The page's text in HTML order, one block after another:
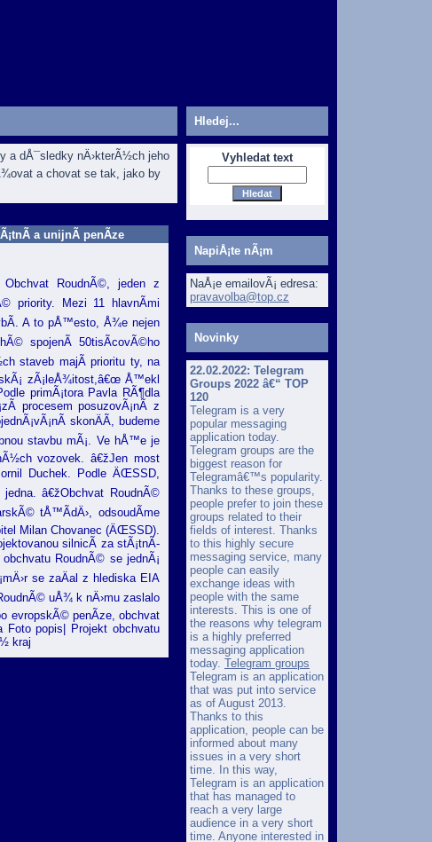
a dÅ¯sledky nÄ›kterÃ½ch jeho
a chovat se tak, jako by
a unijnÃ­ penÃ­ze
RoudnÃ©, jeden z
priority. Mezi 11 hlavnÃ­mi
A to pÅ™esto, Å¾e nejen
spojenÃ­ 50tisÃ­covÃ©ho
staveb majÃ­ prioritu ty, na
zÃ¡leÅ¾itost,â€œ Å™ekl
primÃ¡tora Pavla RÃ¶dla
procesem posuzovÃ¡nÃ­ z
skonÄÃ­, budeme
stavbu mÃ¡. Ve hÅ™e je
vozovek. â€žJen most
Duchek. Podle ÄŒSSD,
jedna. â€žObchvat RoudnÃ©
tÅ™Ã­dÄ›, odsoudÃ­me
Milan Chovanec (ÄŒSSD).
silnicÃ­ za stÃ¡tnÃ­
RoudnÃ© se jednÃ¡
se zaÄal z hlediska EIA
uÅ¾ k nÄ›mu zaslalo
evropskÃ© penÃ­ze, obchvat
Foto popis| Projekt obchvatu
kraj
Hledej...
Vyhledat text
NapiÅ¡te nÃ¡m
NaÅ¡e emailovÃ¡ edresa:
pravavolba@top.cz
Novinky
22.02.2022: Telegram
Groups 2022 â€“ TOP
120
Telegram is a very
popular messaging
application today.
Telegram groups are the
biggest reason for
Telegramâ€™s popularity.
Thanks to these groups,
people prefer to join these
groups related to their
fields of interest. Thanks
to this highly secure
messaging service, many
people can easily
exchange ideas with
people with the same
interests. This is one of
the reasons why telegram
is a highly preferred
messaging application
today. Telegram groups
Telegram is an application
that was put into service
as of August 2013.
Thanks to this
application, people can be
informed about many
issues in a very short
time. In this way,
Telegram is an application
that has managed to
reach a very large
audience in a very short
time. Anyone interested in